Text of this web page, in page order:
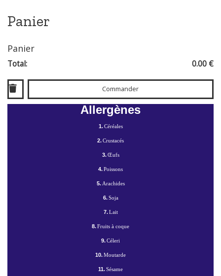
Panier
Panier
Total: 0.00 €
Commander
Allergènes
1.Céréales
2.Crustacés
3.Œufs
4.Poissons
5.Arachides
6.Soja
7.Lait
8.Fruits à coque
9.Céleri
10.Moutarde
11.Sésame